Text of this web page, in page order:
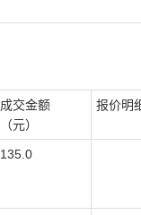
成交金额
（元）
报价明
135.0